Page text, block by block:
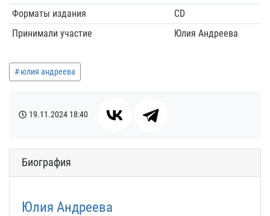
Форматы издания
CD
Принимали участие
Юлия Андреева
юлия андреева
19.11.2024 18:40
Биография
Юлия Андреева